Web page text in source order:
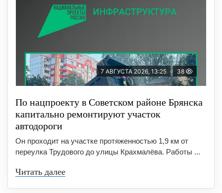
7 АВГУСТА 2026, 13:25 38
По нацпроекту в Советском районе Брянска
капитально ремонтируют участок
автодороги
Он проходит на участке протяженностью 1,9 км от
переулка Трудового до улицы Крахмалёва. Работы ...
Читать далее